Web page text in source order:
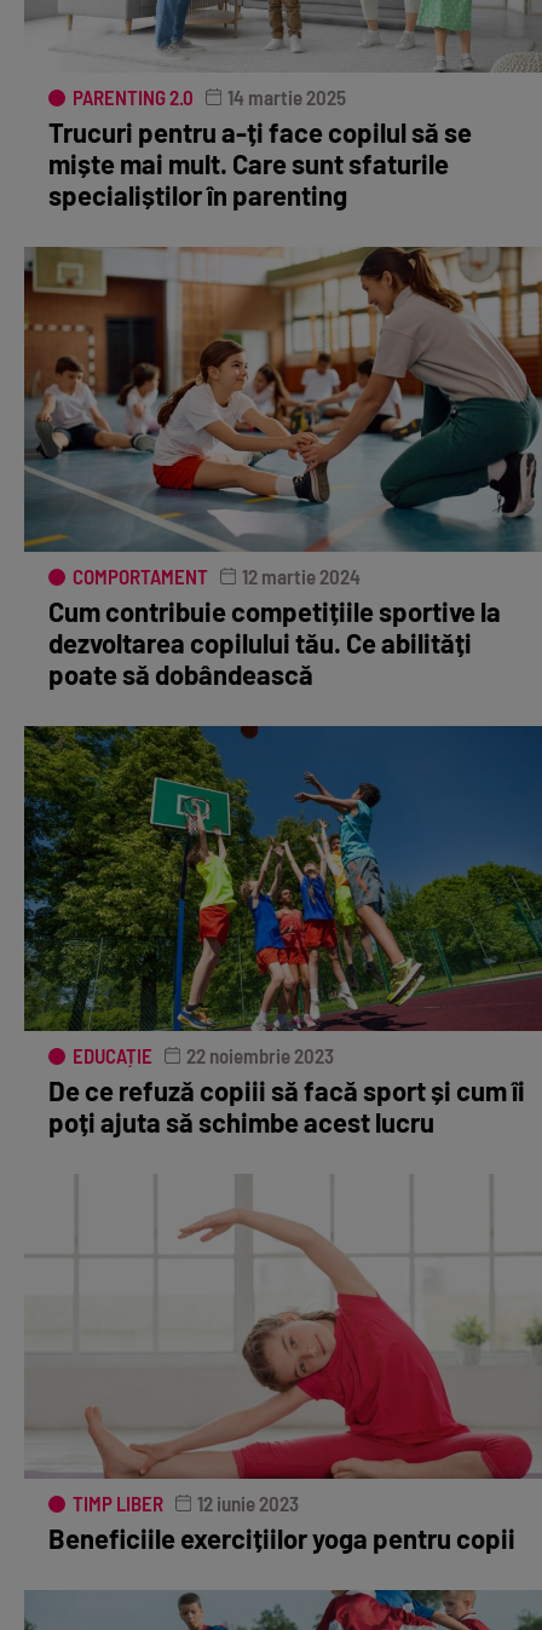
PARENTING 2.0 14 martie 2025
Trucuri pentru a-ți face copilul să se
miște mai mult. Care sunt sfaturile
specialiștilor în parenting
COMPORTAMENT 12 martie 2024
Cum contribuie competițiile sportive la
dezvoltarea copilului tău. Ce abilități
poate să dobândească
EDUCAȚIE 22 noiembrie 2023
De ce refuză copiii să facă sport și cum îi
poți ajuta să schimbe acest lucru
TIMP LIBER 12 iunie 2023
Beneficiile exercițiilor yoga pentru copii